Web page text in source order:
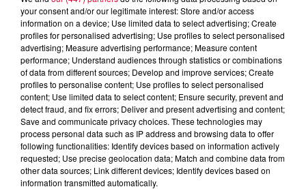
Publié : 30 janvier 2024 à 9h00 par Solène Cordier
your consent and/or our legitimate interest: Store and/or access
information on a device; Use limited data to select advertising; Create
profiles for personalised advertising; Use profiles to select personalised
advertising; Measure advertising performance; Measure content
performance; Understand audiences through statistics or combinations
of data from different sources; Develop and improve services; Create
profiles to personalise content; Use profiles to select personalised
content; Use limited data to select content; Ensure security, prevent and
detect fraud, and fix errors; Deliver and present advertising and content;
Save and communicate privacy choices. These technologies may
process personal data such as IP address and browsing data to offer
following functionalities: Identify devices based on information actively
requested; Use precise geolocation data; Match and combine data from
other data sources; Link different devices; Identify devices based on
information transmitted automatically.